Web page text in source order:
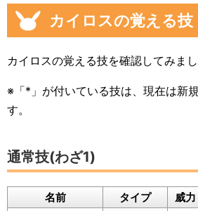
カイロスの覚える技
カイロスの覚える技を確認してみまし
※「*」が付いている技は、現在は新
す。
通常技(わざ1)
名前 タイプ 威力